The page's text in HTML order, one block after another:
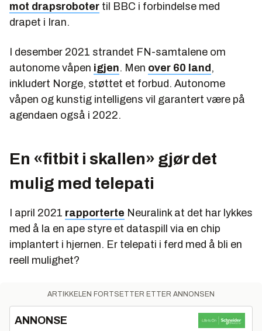
mot drapsroboter til BBC i forbindelse med
drapet i Iran.
I desember 2021 strandet FN-samtalene om
autonome våpen igjen. Men over 60 land ,
inkludert Norge, støttet et forbud. Autonome
våpen og kunstig intelligens vil garantert være på
agendaen også i 2022.
En «fitbit i skallen» gjør det
mulig med telepati
I april 2021 rapporterte Neuralink at det har lykkes
med å la en ape styre et dataspill via en chip
implantert i hjernen. Er telepati i ferd med å bli en
reell mulighet?
ARTIKKELEN FORTSETTER ETTER ANNONSEN
ANNONSE